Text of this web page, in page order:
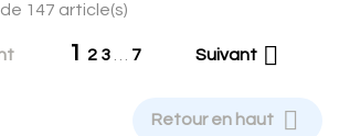
147 article(s)
1 2 3 7 Suivant 
Retour en haut 